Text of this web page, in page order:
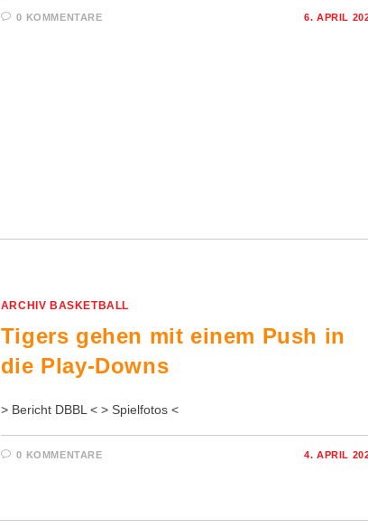
0 KOMMENTARE 6. APRIL
ARCHIV BASKETBALL
Tigers gehen mit einem Push in
die Play-Downs
> Bericht DBBL < > Spielfotos <
0 KOMMENTARE 4. APRIL